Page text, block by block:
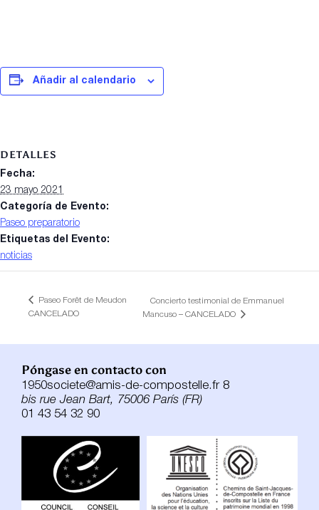
Añadir al calendario
DETALLES
Fecha:
23 mayo 2021
Categoría de Evento:
Paseo preparatorio
Etiquetas del Evento:
noticias
Paseo Forêt de Meudon
CANCELADO
Concierto testimonial de Emmanuel
Mancuso – CANCELADO
Póngase en contacto con
1950societe@amis-de-compostelle.fr 8
bis rue Jean Bart, 75006 París (FR)
01 43 54 32 90